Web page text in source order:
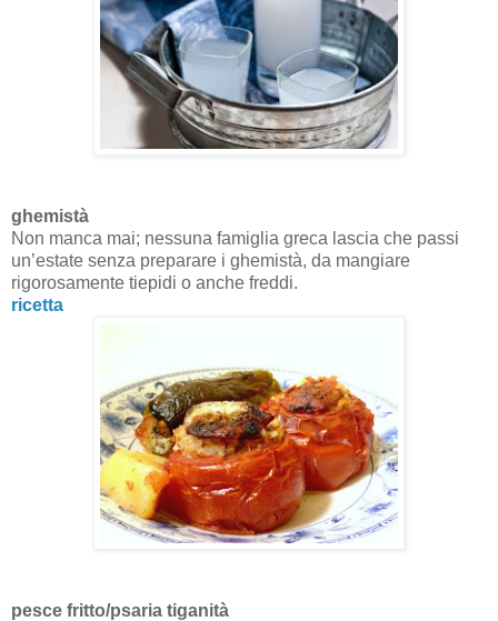
ghemistà
Non manca mai; nessuna famiglia greca lascia che passi
un’estate senza preparare i ghemistà, da mangiare
rigorosamente tiepidi o anche freddi.
ricetta
pesce fritto/psaria tiganità